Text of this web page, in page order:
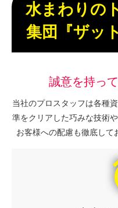
水まわりの
集団『ザッ
誠意を持っ
当社のプロスタッフは各種
準をクリアした巧みな技術
お客様への配慮も徹底して